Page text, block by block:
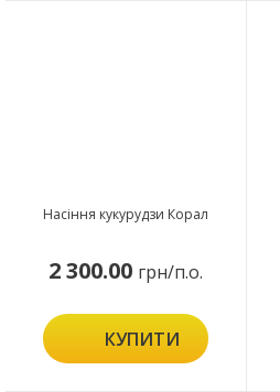
Насіння кукурудзи Корал
2 300.00 грн/п.о.
КУПИТИ